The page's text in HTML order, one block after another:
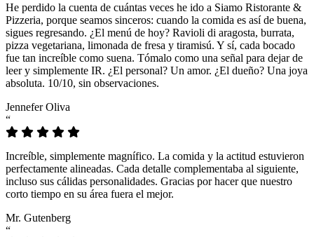
He perdido la cuenta de cuántas veces he ido a Siamo Ristorante &
Pizzeria, porque seamos sinceros: cuando la comida es así de buena,
sigues regresando. ¿El menú de hoy? Ravioli di aragosta, burrata,
pizza vegetariana, limonada de fresa y tiramisú. Y sí, cada bocado
fue tan increíble como suena. Tómalo como una señal para dejar de
leer y simplemente IR. ¿El personal? Un amor. ¿El dueño? Una joya
absoluta. 10/10, sin observaciones.
Jennefer Oliva
“
Increíble, simplemente magnífico. La comida y la actitud estuvieron
perfectamente alineadas. Cada detalle complementaba al siguiente,
incluso sus cálidas personalidades. Gracias por hacer que nuestro
corto tiempo en su área fuera el mejor.
Mr. Gutenberg
“